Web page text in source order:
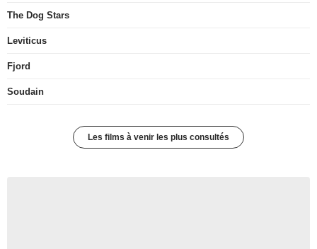
The Dog Stars
Leviticus
Fjord
Soudain
Les films à venir les plus consultés